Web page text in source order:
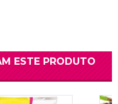
ESTE PRODUTO